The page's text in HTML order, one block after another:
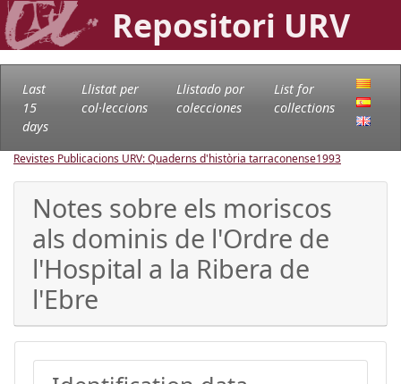
Repositori URV
Last
15
days
Llistat per
col·leccions
Llistado por
colecciones
List for
collections
Revistes Publicacions URV: Quaderns d'història tarraconense1993
Notes sobre els moriscos
als dominis de l'Ordre de
l'Hospital a la Ribera de
l'Ebre